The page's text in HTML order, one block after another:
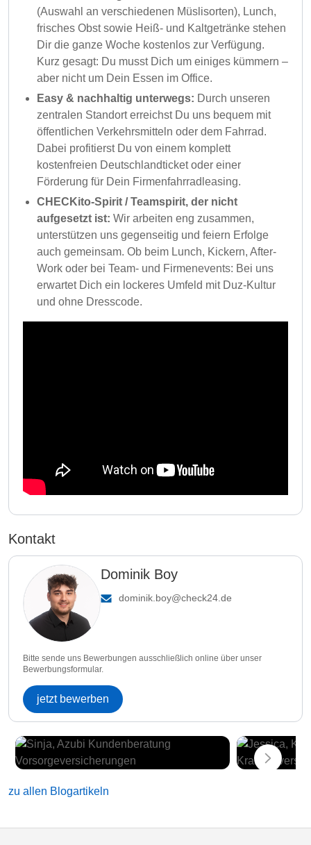
(Auswahl an verschiedenen Müslisorten), Lunch,
frisches Obst sowie Heiß- und Kaltgetränke stehen
Dir die ganze Woche kostenlos zur Verfügung.
Kurz gesagt: Du musst Dich um einiges kümmern –
aber nicht um Dein Essen im Office.
Easy & nachhaltig unterwegs: Durch unseren
zentralen Standort erreichst Du uns bequem mit
öffentlichen Verkehrsmitteln oder dem Fahrrad.
Dabei profitierst Du von einem komplett
kostenfreien Deutschlandticket oder einer
Förderung für Dein Firmenfahrradleasing.
CHECKito-Spirit / Teamspirit, der nicht
aufgesetzt ist: Wir arbeiten eng zusammen,
unterstützen uns gegenseitig und feiern Erfolge
auch gemeinsam. Ob beim Lunch, Kickern, After-
Work oder bei Team- und Firmenevents: Bei uns
erwartet Dich ein lockeres Umfeld mit Duz-Kultur
und ohne Dresscode.
Kontakt
Dominik Boy
dominik.boy@check24.de
Bitte sende uns Bewerbungen ausschließlich online über unser
Bewerbungsformular.
jetzt bewerben
zu allen Blogartikeln